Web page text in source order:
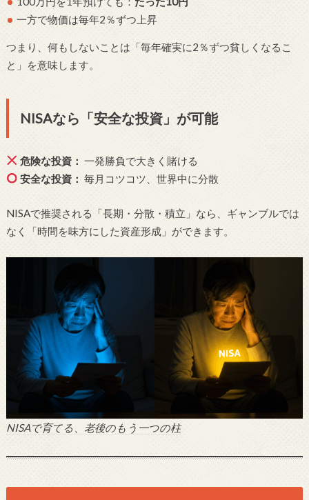
一方で物価は毎年2％ずつ上昇
つまり、何もしないことは「毎年確実に2％ずつ貧しくなるこ
と」を意味します。
NISAなら「安全な投資」が可能
危険な投資： 一発勝負で大きく賭ける
安全な投資： 毎月コツコツ、世界中に分散
NISAで推奨される「長期・分散・積立」なら、ギャンブルでは
なく「時間を味方にした資産形成」ができます。
NISAで育てる、老後のもう一つの柱